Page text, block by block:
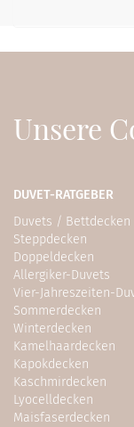
Unsere
DUVET-RATGEBER
Duvets / Bettdecken
Steppdecken
Doppeldecken
Allergiker-Duvets
Vier-Jahreszeiten-
Sommerdecken
Winterdecken
Kamelhaardecken
Kapokdecken
Kaschmirdecken
Lyocelldecken
Maisfaserdecken